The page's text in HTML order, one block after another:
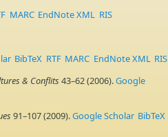
MARC EndNote XML RIS
BibTeX RTF MARC EndNote XML RIS
& Conflits 43–62 (2006).Google
91–107 (2009).Google Scholar BibTeX